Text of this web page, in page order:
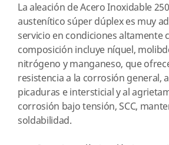
La aleación de Acero Inoxidable
austenítico súper dúplex es muy
servicio en condiciones altamente
composición incluye níquel,
nitrógeno y manganeso, que
resistencia a la corrosión general,
picaduras e intersticial y al
corrosión bajo tensión, SCC,
soldabilidad.